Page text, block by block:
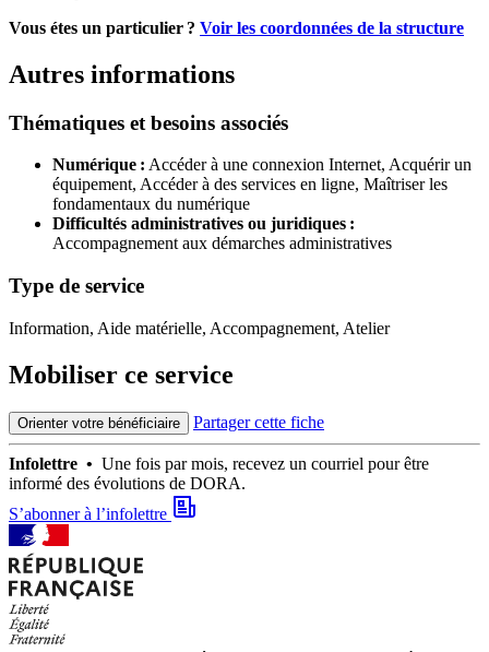
Vous étes un particulier ? Voir les coordonnées de la structure
Autres informations
Thématiques et besoins associés
Numérique : Accéder à une connexion Internet, Acquérir un
équipement, Accéder à des services en ligne, Maîtriser les
fondamentaux du numérique
Difficultés administratives ou juridiques :
Accompagnement aux démarches administratives
Type de service
Information, Aide matérielle, Accompagnement, Atelier
Mobiliser ce service
Orienter votre bénéficiaire Partager cette fiche
Infolettre • Une fois par mois, recevez un courriel pour être
informé des évolutions de DORA.
S’abonner à l’infolettre